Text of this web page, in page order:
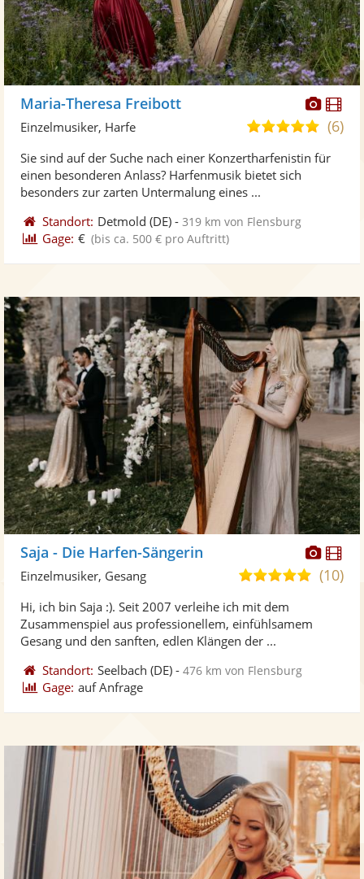
Fotos
Maria-Theresa Freibott
5,0
5
(6)
Einzelmusiker, Harfe
Sie sind auf der Suche nach einer Konzertharfenistin für
einen besonderen Anlass? Harfenmusik bietet sich
besonders zur zarten Untermalung eines ...
Standort: Detmold (DE) -319 km von Flensburg
Gage: € (bis ca. 500 € pro Auftritt)
Saja - Die Harfen-Sängerin
5,0(10)
Einzelmusiker, Gesang
Hi, ich bin Saja :). Seit 2007 verleihe ich mit dem
Zusammenspiel aus professionellem, einfühlsamem
Gesang und den sanften, edlen Klängen der ...
Standort: Seelbach (DE) -476 km von Flensburg
Gage: auf Anfrage